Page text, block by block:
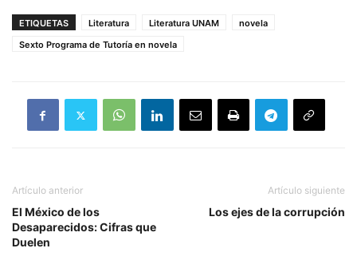
ETIQUETAS Literatura Literatura UNAM
novela
Sexto Programa de Tutoría en novela
Artículo anterior
El México de los
Desaparecidos: Cifras que
Duelen
Artículo siguiente
Los ejes de la corrupción